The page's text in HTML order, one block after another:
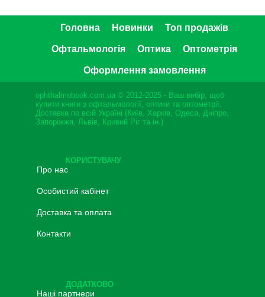
Головна Новинки Топ продажів
Офтальмологія Оптика Оптометрія
Оформлення замовлення
ophthalmobook.com.ua © 2012-2025 - Ваш вибір, щоб
купити книги з офтальмології, оптики та оптометрії.
Доставка по всій Україні (Київ, Харків, Одеса, Дніпро,
Запоріжжя, Львів, Кривий Ріг та ін.)
КОРИСТУВАЧУ
Про нас
Особистий кабінет
Доставка та оплата
Контакти
ДОДАТКОВО
Наші партнери